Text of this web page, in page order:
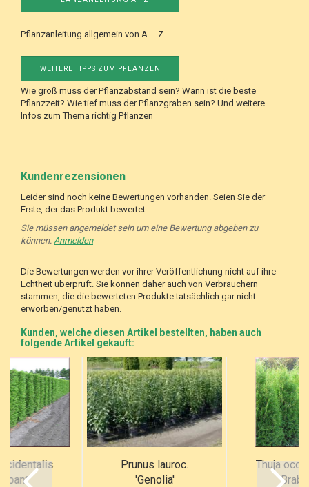
Pflanzanleitung allgemein von A – Z
WEITERE TIPPS ZUM PFLANZEN
Wie groß muss der Pflanzabstand sein? Wann ist die beste
Pflanzzeit? Wie tief muss der Pflanzgraben sein? Und weitere
Infos zum Thema richtig Pflanzen
Kundenrezensionen
Leider sind noch keine Bewertungen vorhanden. Seien Sie der
Erste, der das Produkt bewertet.
Sie müssen angemeldet sein um eine Bewertung abgeben zu
können. Anmelden
Die Bewertungen werden vor ihrer Veröffentlichung nicht auf ihre
Echtheit überprüft. Sie können daher auch von Verbrauchern
stammen, die die bewerteten Produkte tatsächlich gar nicht
erworben/genutzt haben.
Kunden, welche diesen Artikel bestellten, haben auch
folgende Artikel gekauft:
Prunus lauroc.
'Genolia'
Thuja